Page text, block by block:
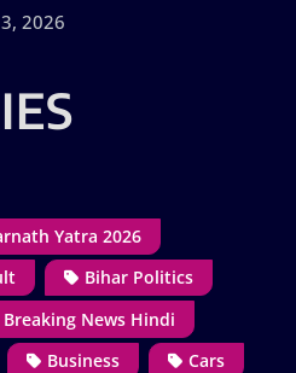
2026
Yatra 2026
Bihar Politics
Breaking News Hindi
Business
Cars